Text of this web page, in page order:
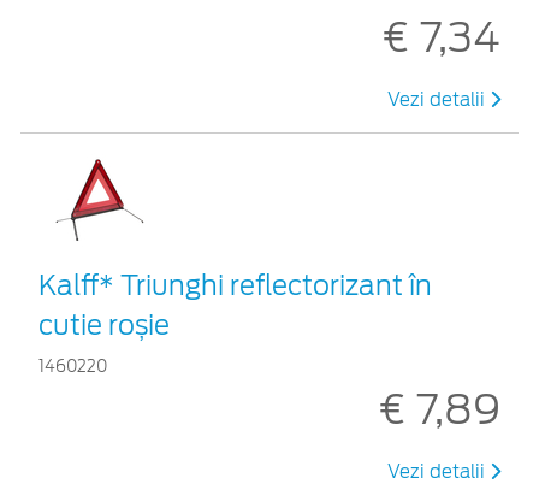
€ 7,34
Vezi detalii
Kalff* Triunghi reflectorizant în
cutie roșie
1460220
€ 7,89
Vezi detalii